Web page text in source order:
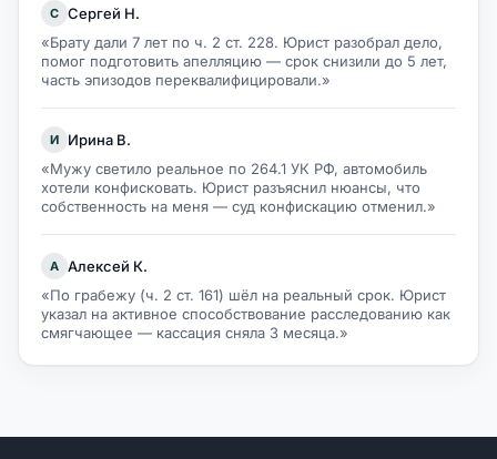
С Сергей Н.
«Брату дали 7 лет по ч. 2 ст. 228. Юрист разобрал дело,
помог подготовить апелляцию — срок снизили до 5 лет,
часть эпизодов переквалифицировали.»
И
Ирина В.
«Мужу светило реальное по 264.1 УК РФ, автомобиль
хотели конфисковать. Юрист разъяснил нюансы, что
собственность на меня — суд конфискацию отменил.»
А Алексей К.
«По грабежу (ч. 2 ст. 161) шёл на реальный срок. Юрист
указал на активное способствование расследованию как
смягчающее — кассация сняла 3 месяца.»